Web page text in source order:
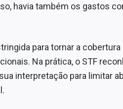
havia também os gastos
para tornar a
Na prática, o STF
interpretação para limitar